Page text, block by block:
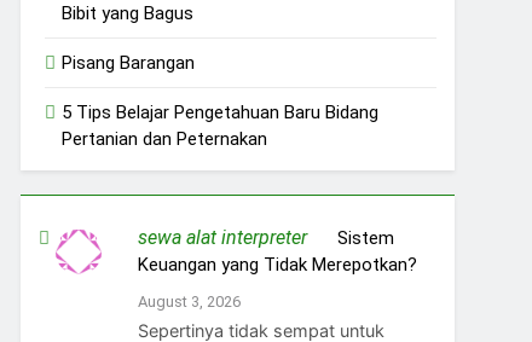
Bibit yang Bagus
Pisang Barangan
5 Tips Belajar Pengetahuan Baru Bidang
Pertanian dan Peternakan
sewa alat interpreteron Sistem
Keuangan yang Tidak Merepotkan?
August 3, 2026
Sepertinya tidak sempat untuk